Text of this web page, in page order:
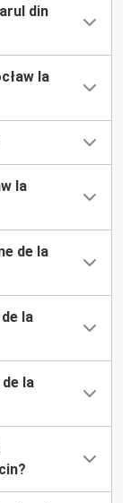
din
la
la
de la
la
la